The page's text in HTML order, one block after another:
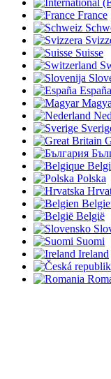
France
Suisse
España
Polska
België
Suomi
Ireland